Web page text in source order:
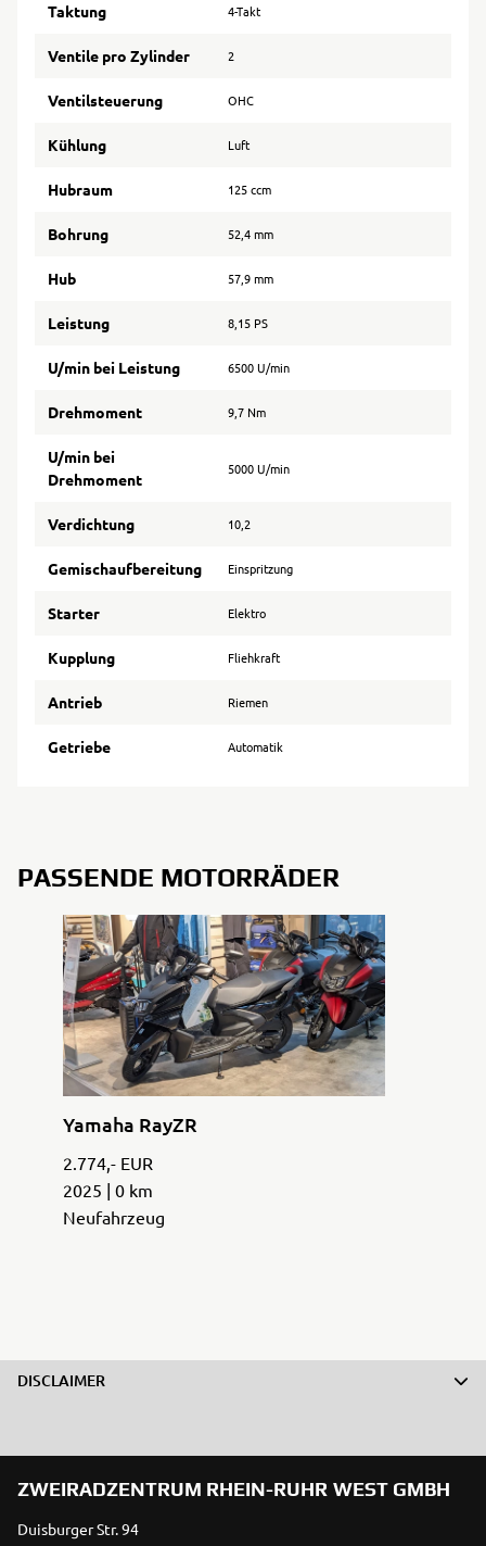
Taktung 4-Takt
Ventile pro Zylinder 2
Ventilsteuerung OHC
Kühlung Luft
Hubraum 125 ccm
Bohrung 52,4 mm
Hub 57,9 mm
Leistung 8,15 PS
U/min bei Leistung 6500 U/min
Drehmoment 9,7 Nm
U/min bei
Drehmoment
5000 U/min
Verdichtung 10,2
Gemischaufbereitung Einspritzung
Starter Elektro
Kupplung Fliehkraft
Antrieb Riemen
Getriebe Automatik
PASSENDE MOTORRÄDER
Yamaha RayZR
2.774,- EUR
2025 | 0 km
Neufahrzeug
DISCLAIMER
ZWEIRADZENTRUM RHEIN-RUHR WEST GMBH
Duisburger Str. 94